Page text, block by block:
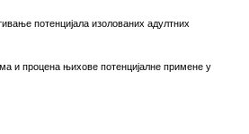
потенцијала изолованих адултних
и процена њихове потенцијалне примене у